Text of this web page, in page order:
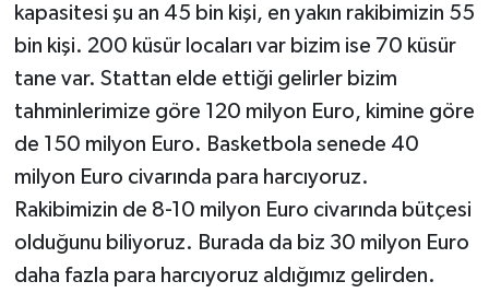
kapasitesi şu an 45 bin kişi, en yakın rakibimizin 55
bin kişi. 200 küsür locaları var bizim ise 70 küsür
tane var. Stattan elde ettiği gelirler bizim
tahminlerimize göre 120 milyon Euro, kimine göre
de 150 milyon Euro. Basketbola senede 40
milyon Euro civarında para harcıyoruz.
Rakibimizin de 8-10 milyon Euro civarında bütçesi
olduğunu biliyoruz. Burada da biz 30 milyon Euro
daha fazla para harcıyoruz aldığımız gelirden.